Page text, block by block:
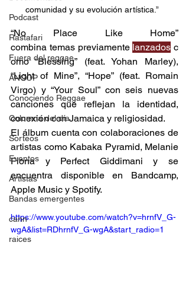
Podcast
Rastafari
Fuera del reggae
ANCOP
Conociendo Reggae
Columna del día
Sorteos
Eventos
Artistas
Bandas emergentes
cann
raices
comunidad y su evolución artística.”
“No Place Like Home”
combina temas previamente lanzados c
omo “Blessing” (feat. Yohan Marley),
“Light of Mine”, “Hope” (feat. Romain
Virgo) y “Your Soul” con seis nuevas
canciones que reflejan la identidad,
conexión con Jamaica y religiosidad.
El álbum cuenta con colaboraciones de
artistas como Kabaka Pyramid, Melanie
Fiona y Perfect Giddimani y se
encuentra disponible en Bandcamp,
Apple Music y Spotify.
https://www.youtube.com/watch?v=hrnfV_G-
wgA&list=RDhrnfV_G-wgA&start_radio=1